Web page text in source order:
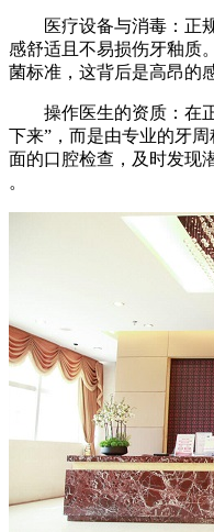
医疗设备与消毒：正规
感舒适且不易损伤牙釉质
菌标准，这背后是高昂的
操作医生的资质：在正
下来”，而是由专业的牙
面的口腔检查，及时发现
。